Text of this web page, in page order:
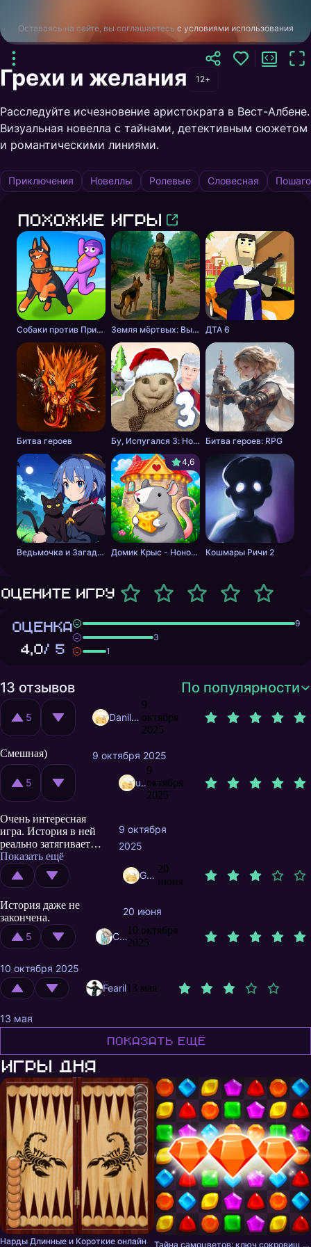
Оставаясь на сайте, вы соглашаетесь с условиями использования
Грехи и желания 12+
Расследуйте исчезновение аристократа в Вест-Албене.
Визуальная новелла с тайнами, детективным сюжетом
и романтическими линиями.
Приключения Новеллы Ролевые Словесная
Похожие игры
Собаки против Пришельцев Земля мёртвых: Выживание ДТА 6
Битва героев Бу, Испугался 3: Новый Год со Скулбоем Битва героев: RPG
Ведьмочка и Загадочные Приключения
4,6
Домик Крыс - Нонограм Кошмары Ричи 2
Оцените игру
ОЦЕНКА
4,0/ 5
9
3
1
13 отзывов По популярности
5 DanilVagner
9
октября
2025
Смешная)
9 октября 2025
5 user10673324
9
октября
2025
Очень интересная
игра. История в ней
реально затягивает,
хочется узнать все
диалоги в игре и
перепройти ещё раз.
минус это то, что
сама история не
бесконечная 10/10
Показать ещё
9 октября
2025
GatoFuncionario
20
июня
История даже не
закончена.
20 июня
5 Choi
10 октября
2025
10 октября 2025
Fearil13 мая
13 мая
Показать ещё
Игры дня
Нарды Длинные и Короткие онлайн Тайна самоцветов: ключ сокровищ - три в ряд